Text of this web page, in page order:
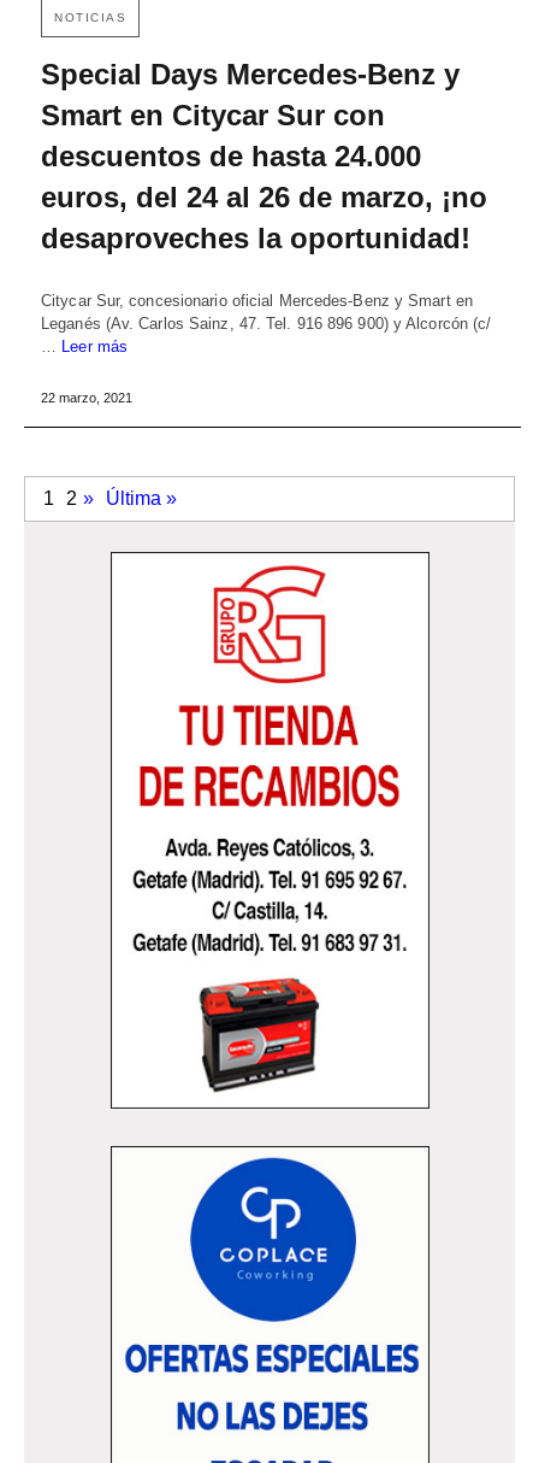
NOTICIAS
Special Days Mercedes-Benz y
Smart en Citycar Sur con
descuentos de hasta 24.000
euros, del 24 al 26 de marzo, ¡no
desaproveches la oportunidad!
Citycar Sur, concesionario oficial Mercedes-Benz y Smart en
Leganés (Av. Carlos Sainz, 47. Tel. 916 896 900) y Alcorcón (c/
… Leer más
22 marzo, 2021
1 2 » Última »